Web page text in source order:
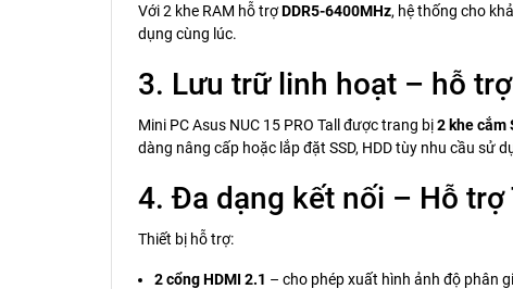
Với 2 khe RAM hỗ trợDDR5-6400MHz, hệ thống cho
dụng cùng lúc.
3. Lưu trữ linh hoạt – hỗ
Mini PC Asus NUC 15 PRO Tall được trang bị2 khe cắm
dàng nâng cấp hoặc lắp đặt SSD, HDD tùy nhu cầu sử
4. Đa dạng kết nối – Hỗ trợ
Thiết bị hỗ trợ:
2 cổng HDMI 2.1 – cho phép xuất hình ảnh độ phân